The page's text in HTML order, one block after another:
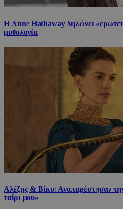
Η Anne Hathaway δηλώνει
μυθολογία
Αλέξης & Βίκυ: Αναπαρέστησαν
ταίρι μου»